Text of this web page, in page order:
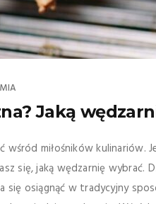
Jaką
miłośników kulinariów.
się, jaką wędzarnię wybrać.
osiągnąć w tradycyjny